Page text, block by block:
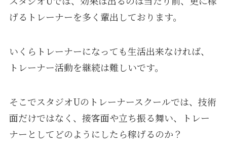
げるトレーナーを多く輩出しております。
いくらトレーナーになっても生活出来なければ、
トレーナー活動を継続は難しいです。
そこでスタジオUのトレーナースクールでは、技術
面だけではなく、接客面や立ち振る舞い、トレー
ナーとしてどのようにしたら稼げるのか？